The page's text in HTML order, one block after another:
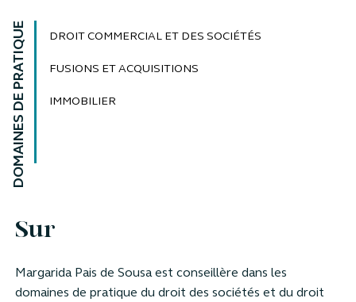
DOMAINES DE PRATIQUE DROIT COMMERCIAL ET DES SOCIÉTÉS
FUSIONS ET ACQUISITIONS
IMMOBILIER
Sur
Margarida Pais de Sousa est conseillère dans les
domaines de pratique du droit des sociétés et du droit